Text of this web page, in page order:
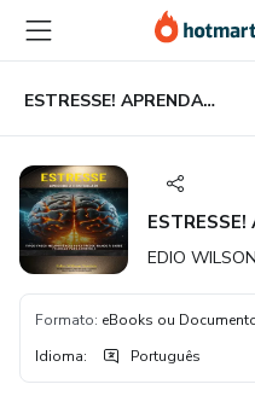
para
conteúdo
principal
para
pagamento
para
rodapé
ESTRESSE! APRENDA A CONTROLAR.
EDIO
Formato: eBooks ou
Idioma: Português